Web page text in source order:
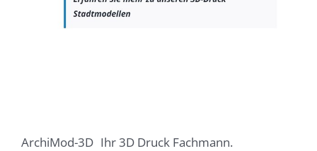
ArchiMod-3D Ihr 3D Druck Fachmann.